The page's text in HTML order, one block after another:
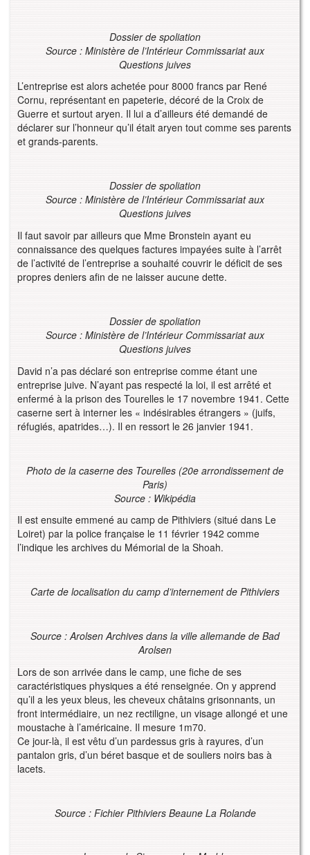
Dossier de spoliation
Source : Ministère de l’Intérieur Commissariat aux
Questions juives
L’entreprise est alors achetée pour 8000 francs par René
Cornu, représentant en papeterie, décoré de la Croix de
Guerre et surtout aryen. Il lui a d’ailleurs été demandé de
déclarer sur l’honneur qu’il était aryen tout comme ses parents
et grands-parents.
Dossier de spoliation
Source : Ministère de l’Intérieur Commissariat aux
Questions juives
Il faut savoir par ailleurs que Mme Bronstein ayant eu
connaissance des quelques factures impayées suite à l’arrêt
de l’activité de l’entreprise a souhaité couvrir le déficit de ses
propres deniers afin de ne laisser aucune dette.
Dossier de spoliation
Source : Ministère de l’Intérieur Commissariat aux
Questions juives
David n’a pas déclaré son entreprise comme étant une
entreprise juive. N’ayant pas respecté la loi, il est arrêté et
enfermé à la prison des Tourelles le 17 novembre 1941. Cette
caserne sert à interner les « indésirables étrangers » (juifs,
réfugiés, apatrides…). Il en ressort le 26 janvier 1941.
Photo de la caserne des Tourelles (20e arrondissement de
Paris)
Source : Wikipédia
Il est ensuite emmené au camp de Pithiviers (situé dans Le
Loiret) par la police française le 11 février 1942 comme
l’indique les archives du Mémorial de la Shoah.
Carte de localisation du camp d’internement de Pithiviers
Source : Arolsen Archives dans la ville allemande de Bad
Arolsen
Lors de son arrivée dans le camp, une fiche de ses
caractéristiques physiques a été renseignée. On y apprend
qu’il a les yeux bleus, les cheveux châtains grisonnants, un
front intermédiaire, un nez rectiligne, un visage allongé et une
moustache à l’américaine. Il mesure 1m70.
Ce jour-là, il est vêtu d’un pardessus gris à rayures, d’un
pantalon gris, d’un béret basque et de souliers noirs bas à
lacets.
Source : Fichier Pithiviers Beaune La Rolande